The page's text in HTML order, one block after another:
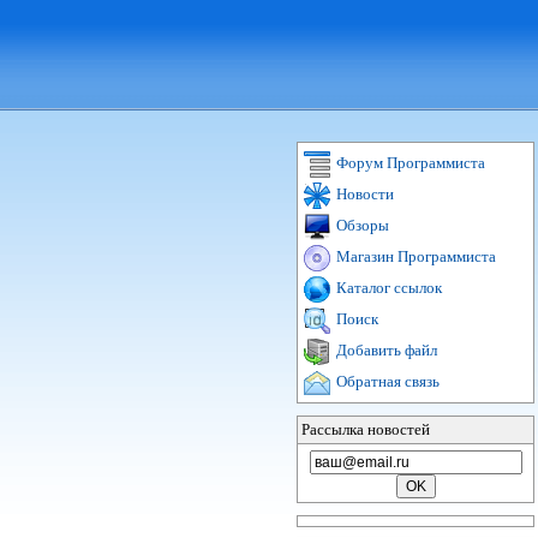
Форум Программиста
Новости
Обзоры
Магазин Программиста
Каталог ссылок
Поиск
Добавить файл
Обратная связь
Рассылка новостей